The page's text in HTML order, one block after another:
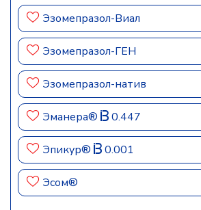
Эзомепразол-Виал
Эзомепразол-ГЕН
Эзомепразол-натив
Эманера® 0.447
Эпикур® 0.001
Эсом®